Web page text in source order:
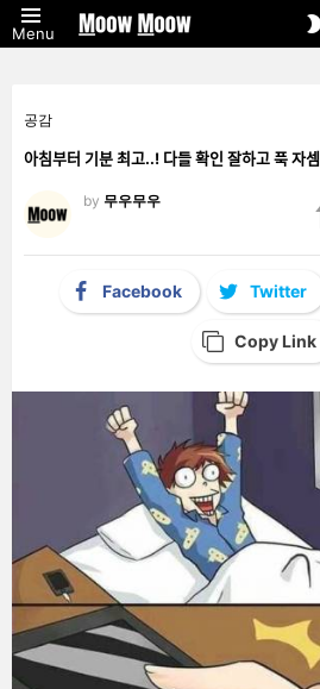
Menu
공감
아침부터 기분 최고..! 다들 확인 잘하고 푹 자셈
by 무우무우
Facebook Twitter
Copy Link